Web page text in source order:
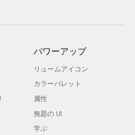
パワーアップ
リュームアイコン
カラーパレット
属性
無題の UI
学ぶ